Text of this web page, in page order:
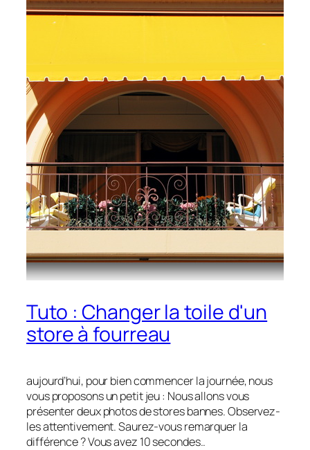
Tuto : Changer la toile d'un
store à fourreau
aujourd’hui, pour bien commencer la journée, nous
vous proposons un petit jeu : Nous allons vous
présenter deux photos de stores bannes. Observez-
les attentivement. Saurez-vous remarquer la
différence ? Vous avez 10 secondes..